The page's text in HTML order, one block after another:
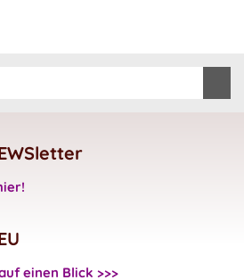
einen Blick >>>